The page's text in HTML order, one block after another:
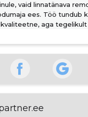
vaid linnatänava
ees. Töö tundub
aga tegelikult
kõik kes objektil
väga viisakad,
korrektsed. Olles näinud
teetöid, siis